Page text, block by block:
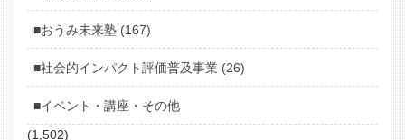
■おうみ未来塾 (167)
■社会的インパクト評価普及事業 (26)
■イベント・講座・その他
(1,502)